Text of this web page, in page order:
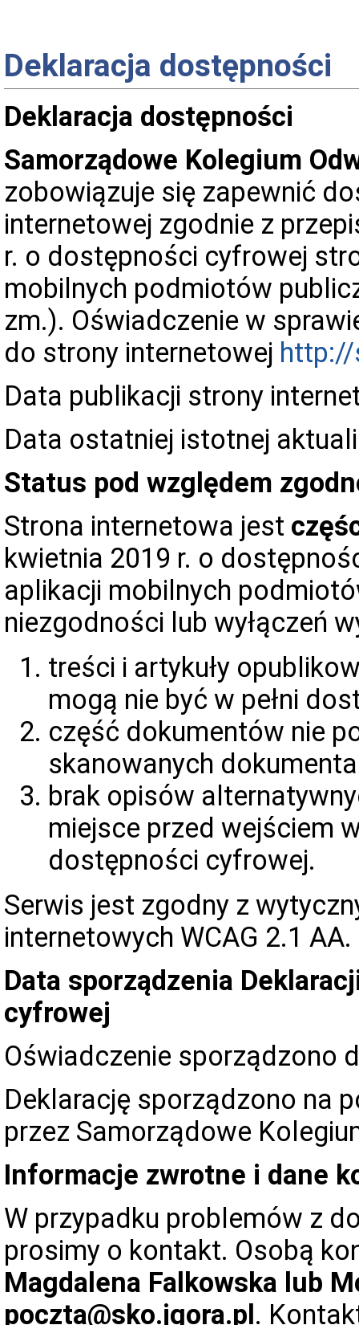
Deklaracja dostępności
Deklaracja dostępności
Samorządowe Kolegium
zobowiązuje się zapewnić
internetowej zgodnie z
r. o dostępności cyfrowej
mobilnych podmiotów
zm.). Oświadczenie w
do strony internetowej
Data publikacji strony
Data ostatniej istotnej
Status pod względem
Strona internetowa jest
kwietnia 2019 r. o
aplikacji mobilnych
niezgodności lub wyłączeń
treści i artykuły
mogą nie być w pełni
część dokumentów nie
skanowanych
brak opisów
miejsce przed wejściem
dostępności cyfrowej.
Serwis jest zgodny z
internetowych WCAG 2.1 AA.
Data sporządzenia
cyfrowej
Oświadczenie sporządzono
Deklarację sporządzono na
przez Samorządowe
Informacje zwrotne i dane
W przypadku problemów z
prosimy o kontakt. Osobą
Magdalena Falkowska lub
poczta@sko.jgora.pl .